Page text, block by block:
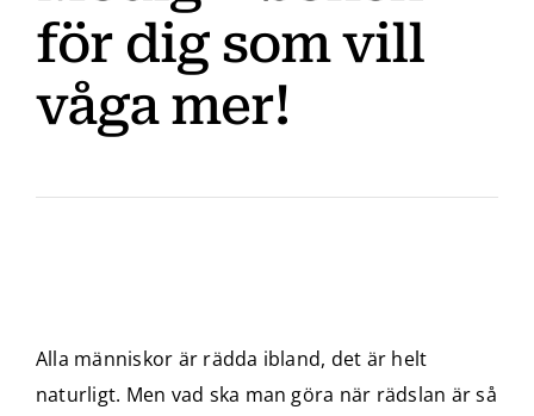
för dig som vill
våga mer!
Alla människor är rädda ibland, det är helt
naturligt. Men vad ska man göra när rädslan är så